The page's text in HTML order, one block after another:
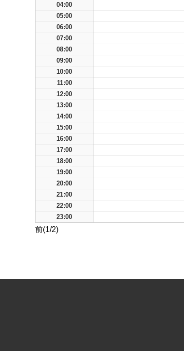
04:00
05:00
06:00
07:00
08:00
09:00
10:00
11:00
12:00
13:00
14:00
15:00
16:00
17:00
18:00
19:00
20:00
21:00
22:00
23:00
前(1/2)